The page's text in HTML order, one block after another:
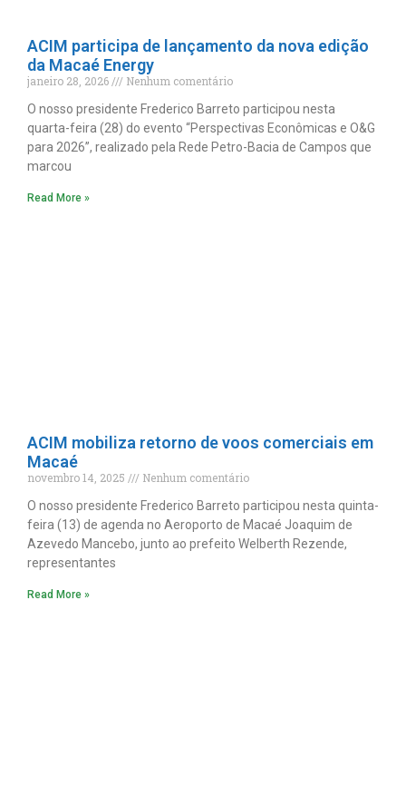
ACIM participa de lançamento da nova edição
da Macaé Energy
janeiro 28, 2026
Nenhum comentário
O nosso presidente Frederico Barreto participou nesta
quarta-feira (28) do evento “Perspectivas Econômicas e O&G
para 2026”, realizado pela Rede Petro-Bacia de Campos que
marcou
Read More »
ACIM mobiliza retorno de voos comerciais em
Macaé
novembro 14, 2025
Nenhum comentário
O nosso presidente Frederico Barreto participou nesta quinta-
feira (13) de agenda no Aeroporto de Macaé Joaquim de
Azevedo Mancebo, junto ao prefeito Welberth Rezende,
representantes
Read More »